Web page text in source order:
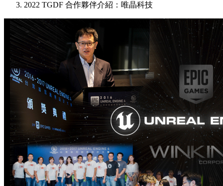
2022 TGDF 合作夥伴介紹：唯晶科技